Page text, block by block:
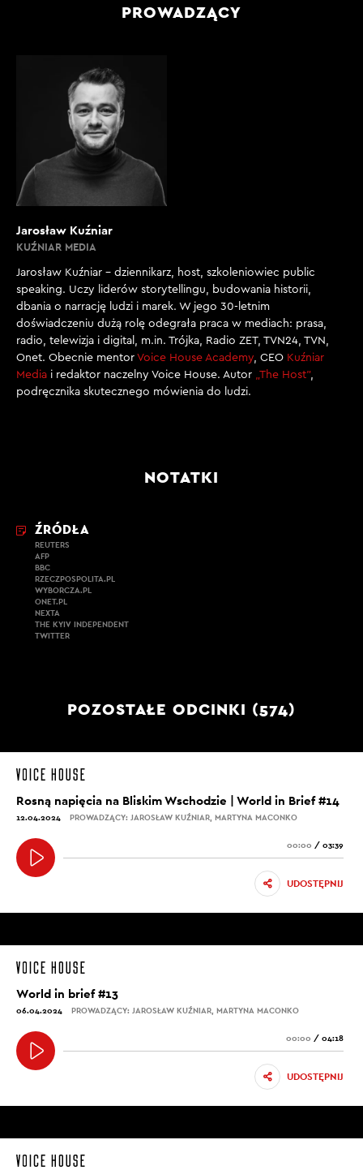
PROWADZĄCY
Jarosław Kuźniar
KUŹNIAR MEDIA
Jarosław Kuźniar – dziennikarz, host, szkoleniowiec public
speaking. Uczy liderów storytellingu, budowania historii,
dbania o narrację ludzi i marek. W jego 30-letnim
doświadczeniu dużą rolę odegrała praca w mediach: prasa,
radio, telewizja i digital, m.in. Trójka, Radio ZET, TVN24, TVN,
Onet. Obecnie mentor Voice House Academy , CEO Kuźniar
Media i redaktor naczelny Voice House. Autor „The Host”,
podręcznika skutecznego mówienia do ludzi.
NOTATKI
ŹRÓDŁA
REUTERS
AFP
BBC
RZECZPOSPOLITA.PL
WYBORCZA.PL
ONET.PL
NEXTA
THE KYIV INDEPENDENT
TWITTER
POZOSTAŁE ODCINKI (574)
Rosną napięcia na Bliskim Wschodzie | World in Brief #14
12.04.2024 PROWADZĄCY: JAROSŁAW KUŹNIAR, MARTYNA MACONKO
00:00 / 03:39
UDOSTĘPNIJ
World in brief #13
06.04.2024 PROWADZĄCY: JAROSŁAW KUŹNIAR, MARTYNA MACONKO
00:00 / 04:18
UDOSTĘPNIJ